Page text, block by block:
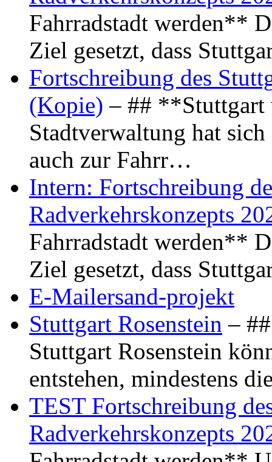
Fahrradstadt werden**
Ziel gesetzt, dass
Fortschreibung des
(Kopie) – ## **Stuttgart
Stadtverwaltung hat
auch zur Fahrr…
Intern: Fortschreibung
Radverkehrskonzepts
Fahrradstadt werden**
Ziel gesetzt, dass
E-Mailersand-projekt
Stuttgart Rosenstein –
Stuttgart Rosenstein
entstehen, mindestens
TEST Fortschreibung
Radverkehrskonzepts